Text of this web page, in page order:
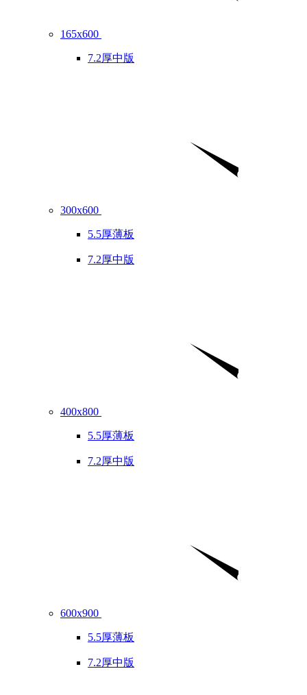
165x600
7.2厚中版
300x600
5.5厚薄板
7.2厚中版
400x800
5.5厚薄板
7.2厚中版
600x900
5.5厚薄板
7.2厚中版